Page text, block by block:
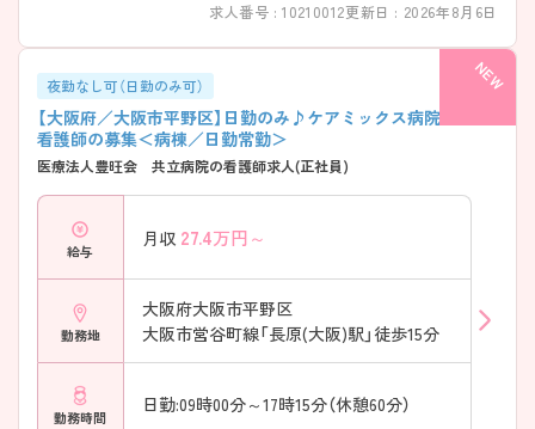
求人番号 : 10210012更新日 : 2026年8月6日
夜勤なし可（日勤のみ可）
【大阪府／大阪市平野区】日勤のみ♪ケアミックス病院での正
看護師の募集＜病棟／日勤常勤＞
医療法人豊旺会 共立病院の看護師求人(正社員)
給与
月収 27.4万円～
勤務地
大阪府大阪市平野区
大阪市営谷町線「長原(大阪)駅」徒歩15分
勤務時間
日勤:09時00分～17時15分（休憩60分）